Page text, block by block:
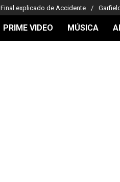
Final explicado de Accidente
PRIME VIDEO MÚSICA